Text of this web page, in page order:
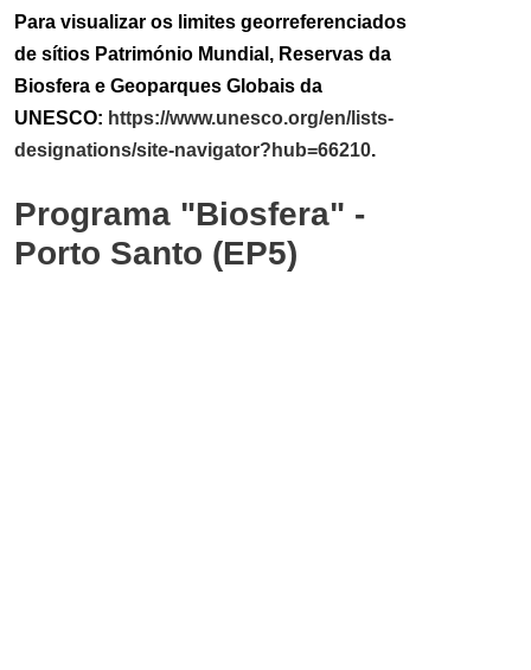
Para visualizar os limites georreferenciados
de sítios Património Mundial, Reservas da
Biosfera e Geoparques Globais da
UNESCO: https://www.unesco.org/en/lists-
designations/site-navigator?hub=66210.
Programa "Biosfera" -
Porto Santo (EP5)